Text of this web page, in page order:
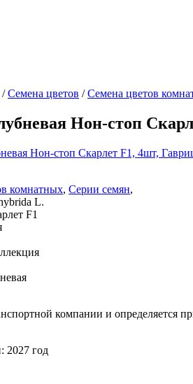
/Семена цветов /Семена цветов
Нон-стоп
комнатных, Серии семян,
L.
F1
компании и определяется
2027 год